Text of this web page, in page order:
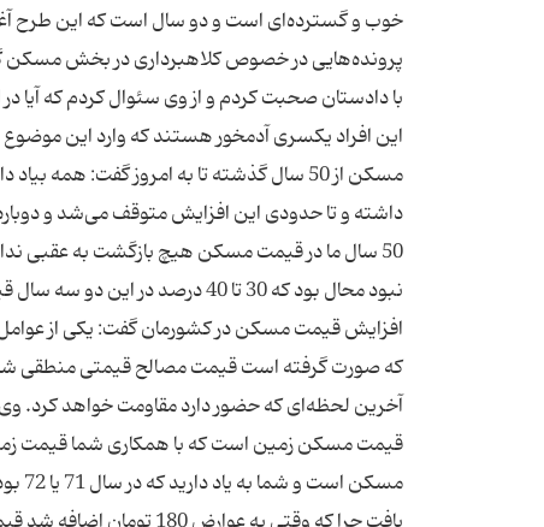
خوب و گسترده‌ای است و دو سال است كه این طرح
پرونده‌هایی در خصوص كلاهبرداری در بخش
با دادستان صحبت كردم و از وی سئوال كردم كه آیا
این افراد یكسری آدمخور هستند كه وارد این موضوع
داشته و تا حدودی این افزایش متوقف می‌شد و
50 سال ما در قیمت مسكن هیچ بازگشت به عقبی
نبود محال بود كه 30 تا 40
افزایش قیمت مسكن در كشورمان گفت:‌ یكی از
كه صورت گرفته است قیمت مصالح قیمتی منطقی شده
آخرین لحظه‌ای كه حضور دارد مقاومت خواهد كرد.
قیمت مسكن زمین است كه با همكاری شما قیمت